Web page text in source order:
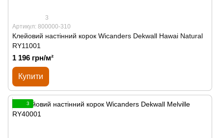
3
Артикул: 800000-310
Клейовий настінний корок Wicanders Dekwall Hawai Natural
RY11001
1 196 грн/м²
Купити
3